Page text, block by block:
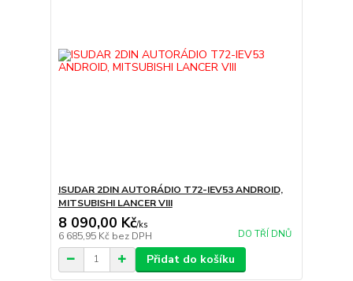
ISUDAR 2DIN AUTORÁDIO T72-IEV53 ANDROID,
MITSUBISHI LANCER VIII
8 090,00 Kč/ks
6 685,95 Kč bez DPH DO TŘÍ DNŮ
Přidat do košíku